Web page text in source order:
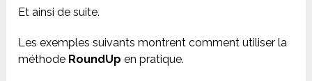
Et ainsi de suite.
Les exemples suivants montrent comment utiliser la
méthode RoundUp en pratique.